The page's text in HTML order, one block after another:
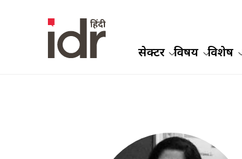
सेक्टर विषय विशेष